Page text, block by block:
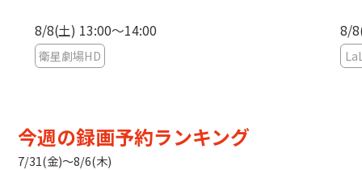
8/8(土) 13:00〜14:00
衛星劇場HD
8/
今週の録画予約ランキング
7/31(金)〜8/6(木)